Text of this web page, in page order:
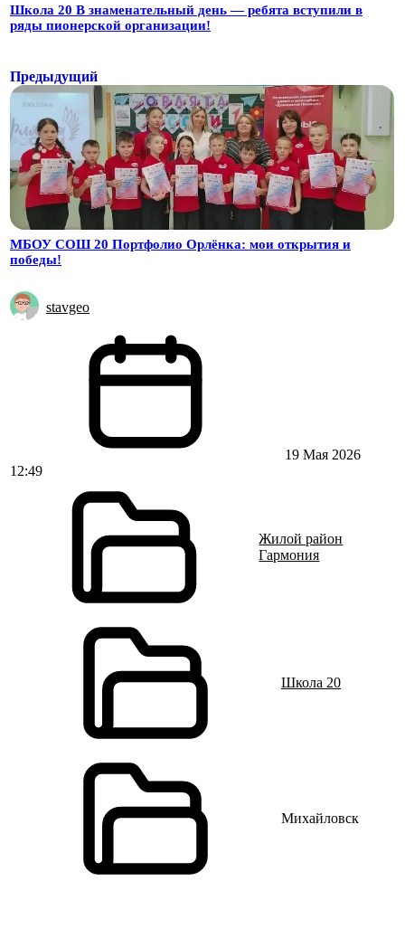
Школа 20 В знаменательный день — ребята вступили в
ряды пионерской организации!
Предыдущий
МБОУ СОШ 20 Портфолио Орлёнка: мои открытия и
победы!
stavgeo
19 Мая 2026
12:49
Жилой район
Гармония
Школа 20
Михайловск